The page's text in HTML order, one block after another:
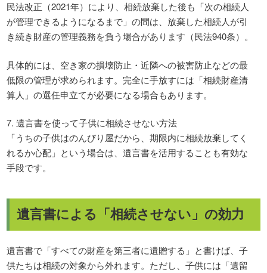
民法改正（2021年）により、相続放棄した後も「次の相続人
が管理できるようになるまで」の間は、放棄した相続人が引
き続き財産の管理義務を負う場合があります（民法940条）。
具体的には、空き家の損壊防止・近隣への被害防止などの最
低限の管理が求められます。完全に手放すには「相続財産清
算人」の選任申立てが必要になる場合もあります。
7. 遺言書を使って子供に相続させない方法
「うちの子供はのんびり屋だから、期限内に相続放棄してく
れるか心配」という場合は、遺言書を活用することも有効な
手段です。
遺言書による「相続させない」の効力
遺言書で「すべての財産を第三者に遺贈する」と書けば、子
供たちは相続の対象から外れます。ただし、子供には「遺留